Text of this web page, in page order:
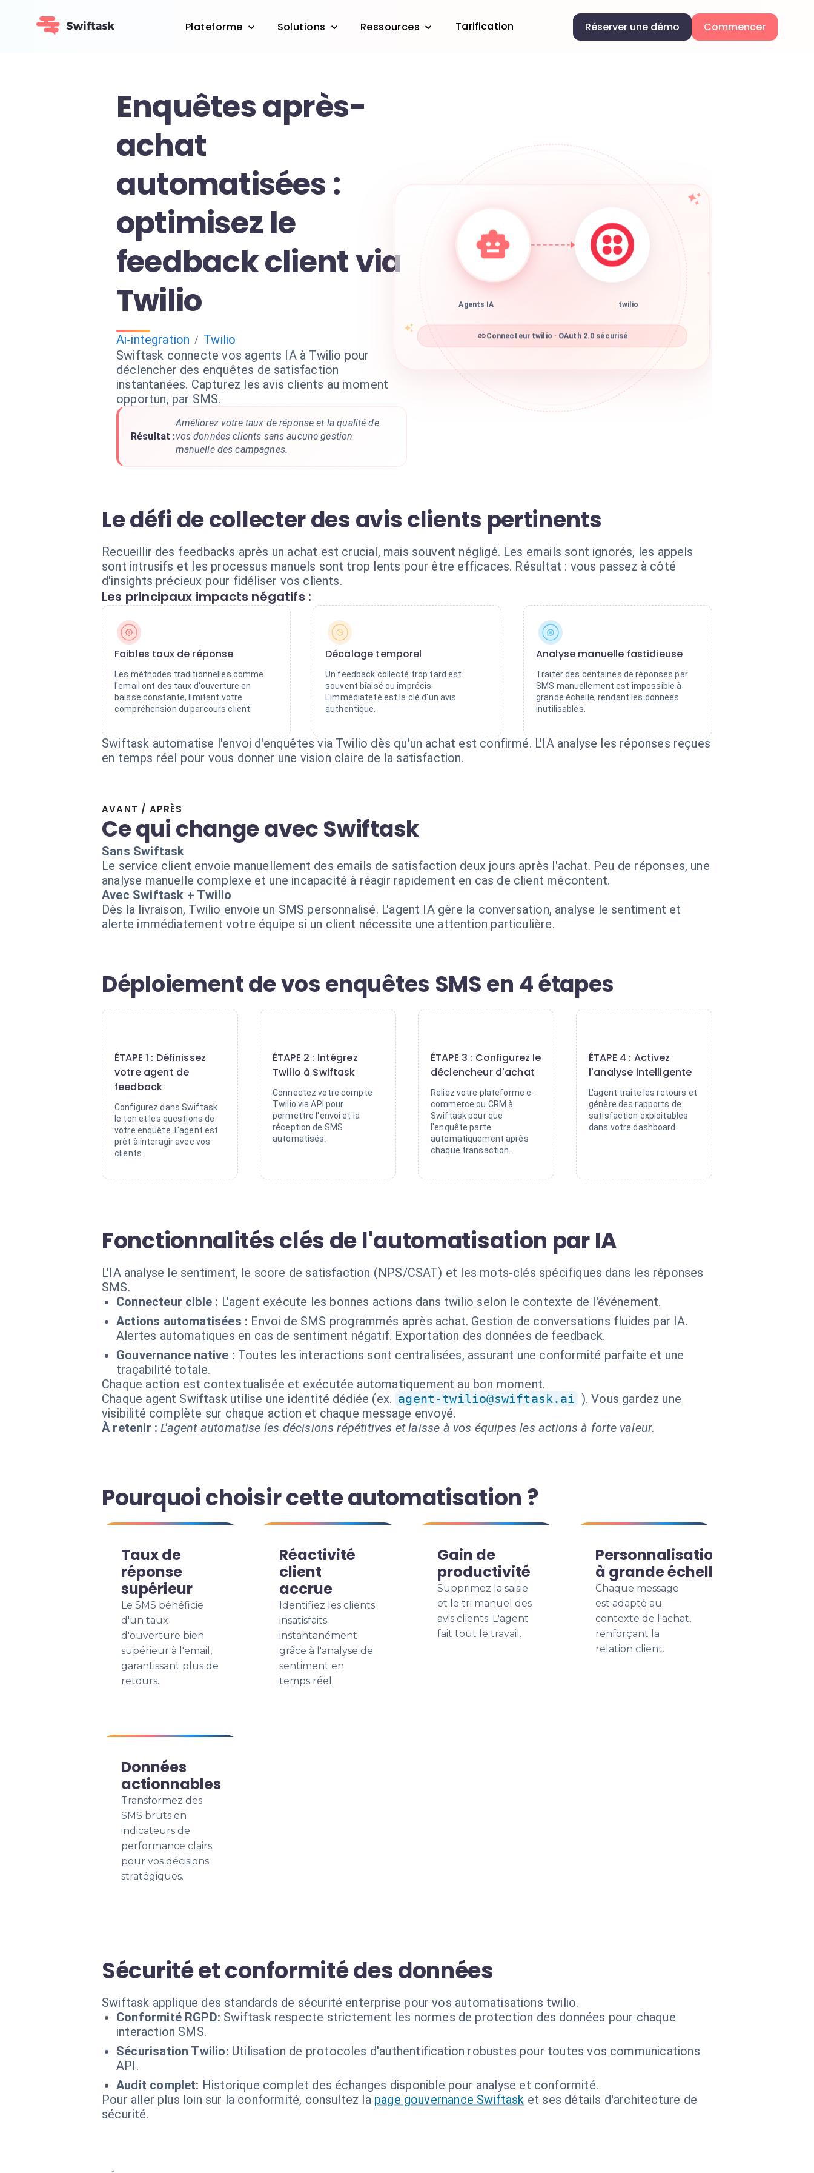
Plateforme Solutions Ressources Tarification Réserver une démo Commencer
Enquêtes après-
achat
automatisées :
optimisez le
feedback client via
Twilio
Ai-integration / Twilio
Swiftask connecte vos agents IA à Twilio pour
déclencher des enquêtes de satisfaction
instantanées. Capturez les avis clients au moment
opportun, par SMS.
Résultat :
Améliorez votre taux de réponse et la qualité de
vos données clients sans aucune gestion
manuelle des campagnes.
Agents IA twilio
Connecteur twilio · OAuth 2.0 sécurisé
Le défi de collecter des avis clients pertinents
Recueillir des feedbacks après un achat est crucial, mais souvent négligé. Les emails sont ignorés, les appels
sont intrusifs et les processus manuels sont trop lents pour être efficaces. Résultat : vous passez à côté
d'insights précieux pour fidéliser vos clients.
Les principaux impacts négatifs :
Faibles taux de réponse
Les méthodes traditionnelles comme
l'email ont des taux d'ouverture en
baisse constante, limitant votre
compréhension du parcours client.
Décalage temporel
Un feedback collecté trop tard est
souvent biaisé ou imprécis.
L'immédiateté est la clé d'un avis
authentique.
Analyse manuelle fastidieuse
Traiter des centaines de réponses par
SMS manuellement est impossible à
grande échelle, rendant les données
inutilisables.
Swiftask automatise l'envoi d'enquêtes via Twilio dès qu'un achat est confirmé. L'IA analyse les réponses reçues
en temps réel pour vous donner une vision claire de la satisfaction.
AVANT / APRÈS
Ce qui change avec Swiftask
Sans Swiftask
Le service client envoie manuellement des emails de satisfaction deux jours après l'achat. Peu de réponses, une
analyse manuelle complexe et une incapacité à réagir rapidement en cas de client mécontent.
Avec Swiftask + Twilio
Dès la livraison, Twilio envoie un SMS personnalisé. L'agent IA gère la conversation, analyse le sentiment et
alerte immédiatement votre équipe si un client nécessite une attention particulière.
Déploiement de vos enquêtes SMS en 4 étapes
ÉTAPE 1 : Définissez
votre agent de
feedback
Configurez dans Swiftask
le ton et les questions de
votre enquête. L'agent est
prêt à interagir avec vos
clients.
ÉTAPE 2 : Intégrez
Twilio à Swiftask
Connectez votre compte
Twilio via API pour
permettre l'envoi et la
réception de SMS
automatisés.
ÉTAPE 3 : Configurez le
déclencheur d'achat
Reliez votre plateforme e-
commerce ou CRM à
Swiftask pour que
l'enquête parte
automatiquement après
chaque transaction.
ÉTAPE 4 : Activez
l'analyse intelligente
L'agent traite les retours et
génère des rapports de
satisfaction exploitables
dans votre dashboard.
Fonctionnalités clés de l'automatisation par IA
L'IA analyse le sentiment, le score de satisfaction (NPS/CSAT) et les mots-clés spécifiques dans les réponses
SMS.
Connecteur cible : L'agent exécute les bonnes actions dans twilio selon le contexte de l'événement.
Actions automatisées : Envoi de SMS programmés après achat. Gestion de conversations fluides par IA.
Alertes automatiques en cas de sentiment négatif. Exportation des données de feedback.
Gouvernance native : Toutes les interactions sont centralisées, assurant une conformité parfaite et une
traçabilité totale.
Chaque action est contextualisée et exécutée automatiquement au bon moment.
Chaque agent Swiftask utilise une identité dédiée (ex. agent-twilio@swiftask.ai ). Vous gardez une
visibilité complète sur chaque action et chaque message envoyé.
À retenir : L'agent automatise les décisions répétitives et laisse à vos équipes les actions à forte valeur.
Pourquoi choisir cette automatisation ?
Taux de
réponse
supérieur
Le SMS bénéficie
d'un taux
d'ouverture bien
supérieur à l'email,
garantissant plus de
retours.
Réactivité
client
accrue
Identifiez les clients
insatisfaits
instantanément
grâce à l'analyse de
sentiment en
temps réel.
Gain de
productivité
Supprimez la saisie
et le tri manuel des
avis clients. L'agent
fait tout le travail.
Personnalisation
à grande échelle
Chaque message
est adapté au
contexte de l'achat,
renforçant la
relation client.
Données
actionnables
Transformez des
SMS bruts en
indicateurs de
performance clairs
pour vos décisions
stratégiques.
Sécurité et conformité des données
Swiftask applique des standards de sécurité enterprise pour vos automatisations twilio.
Conformité RGPD: Swiftask respecte strictement les normes de protection des données pour chaque
interaction SMS.
Sécurisation Twilio: Utilisation de protocoles d'authentification robustes pour toutes vos communications
API.
Audit complet: Historique complet des échanges disponible pour analyse et conformité.
Pour aller plus loin sur la conformité, consultez la page gouvernance Swiftask et ses détails d'architecture de
sécurité.